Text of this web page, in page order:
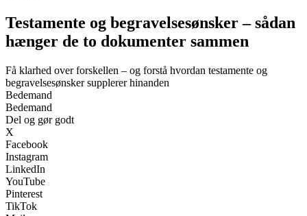
Testamente og begravelsesønsker – sådan
hænger de to dokumenter sammen
Få klarhed over forskellen – og forstå hvordan testamente og
begravelsesønsker supplerer hinanden
Bedemand
Bedemand
Del og gør godt
X
Facebook
Instagram
LinkedIn
YouTube
Pinterest
TikTok